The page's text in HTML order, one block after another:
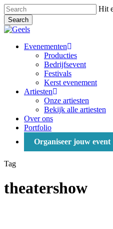
Skip
to
main
content
Hit
Search
Close
Menu
Evenementen
Producties
Bedrijfsevent
Festivals
Kerst evenement
Artiesten
Onze artiesten
Bekijk alle artiesten
Over ons
Portfolio
Organiseer jouw event
Tag
theatershow